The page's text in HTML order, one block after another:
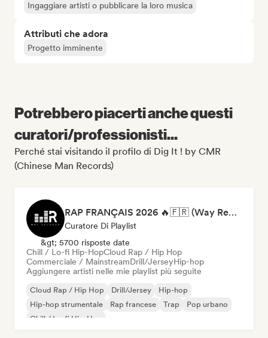
Ingaggiare artisti o pubblicare la loro musica
Attributi che adora
Progetto imminente
Potrebbero piacerti anche questi
curatori/professionisti...
Perché stai visitando il profilo di Dig It ! by CMR
(Chinese Man Records)
RAP FRANÇAIS 2026 🔥🇫🇷 (Way Records)
Curatore Di Playlist
&gt; 5700 risposte date
Chill / Lo-fi Hip-HopCloud Rap / Hip Hop
Commerciale / MainstreamDrill/JerseyHip-hop
Aggiungere artisti nelle mie playlist più seguite
Cloud Rap / Hip Hop Drill/Jersey
Hip-hop
Hip-hop strumentale
Rap francese Trap
Pop urbano
Chill / Lo-fi Hip-Hop